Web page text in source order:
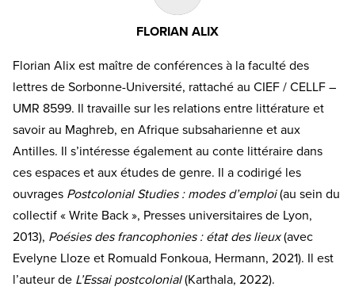
FLORIAN ALIX
Florian Alix est maître de conférences à la faculté des
lettres de Sorbonne-Université, rattaché au CIEF / CELLF –
UMR 8599. Il travaille sur les relations entre littérature et
savoir au Maghreb, en Afrique subsaharienne et aux
Antilles. Il s’intéresse également au conte littéraire dans
ces espaces et aux études de genre. Il a codirigé les
ouvrages Postcolonial Studies : modes d’emploi(au sein du
collectif « Write Back », Presses universitaires de Lyon,
2013), Poésies des francophonies : état des lieux(avec
Evelyne Lloze et Romuald Fonkoua, Hermann, 2021). Il est
l’auteur de L’Essai postcolonial(Karthala, 2022).